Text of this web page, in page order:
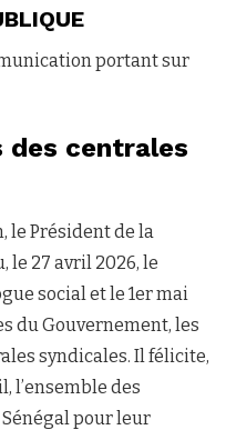
portant sur
des centrales
le Président de la
le 27 avril 2026, le
social et le 1er mai
du Gouvernement, les
syndicales. Il félicite,
l’ensemble des
pour leur